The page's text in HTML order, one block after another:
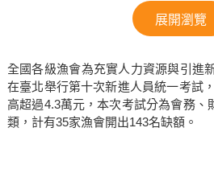
展開瀏覽
全國各級漁會為充實人力資源與引進
在臺北舉行第十次新進人員統一考試
高超過4.3萬元，本次考試分為會務、
類，計有35家漁會開出143名缺額。